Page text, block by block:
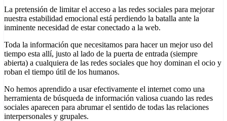
La pretensión de limitar el acceso a las redes sociales para mejorar
nuestra estabilidad emocional está perdiendo la batalla ante la
inminente necesidad de estar conectado a la web.
Toda la información que necesitamos para hacer un mejor uso del
tiempo esta allí, justo al lado de la puerta de entrada (siempre
abierta) a cualquiera de las redes sociales que hoy dominan el ocio y
roban el tiempo útil de los humanos.
No hemos aprendido a usar efectivamente el internet como una
herramienta de búsqueda de información valiosa cuando las redes
sociales aparecen para abrumar el sentido de todas las relaciones
interpersonales y grupales.